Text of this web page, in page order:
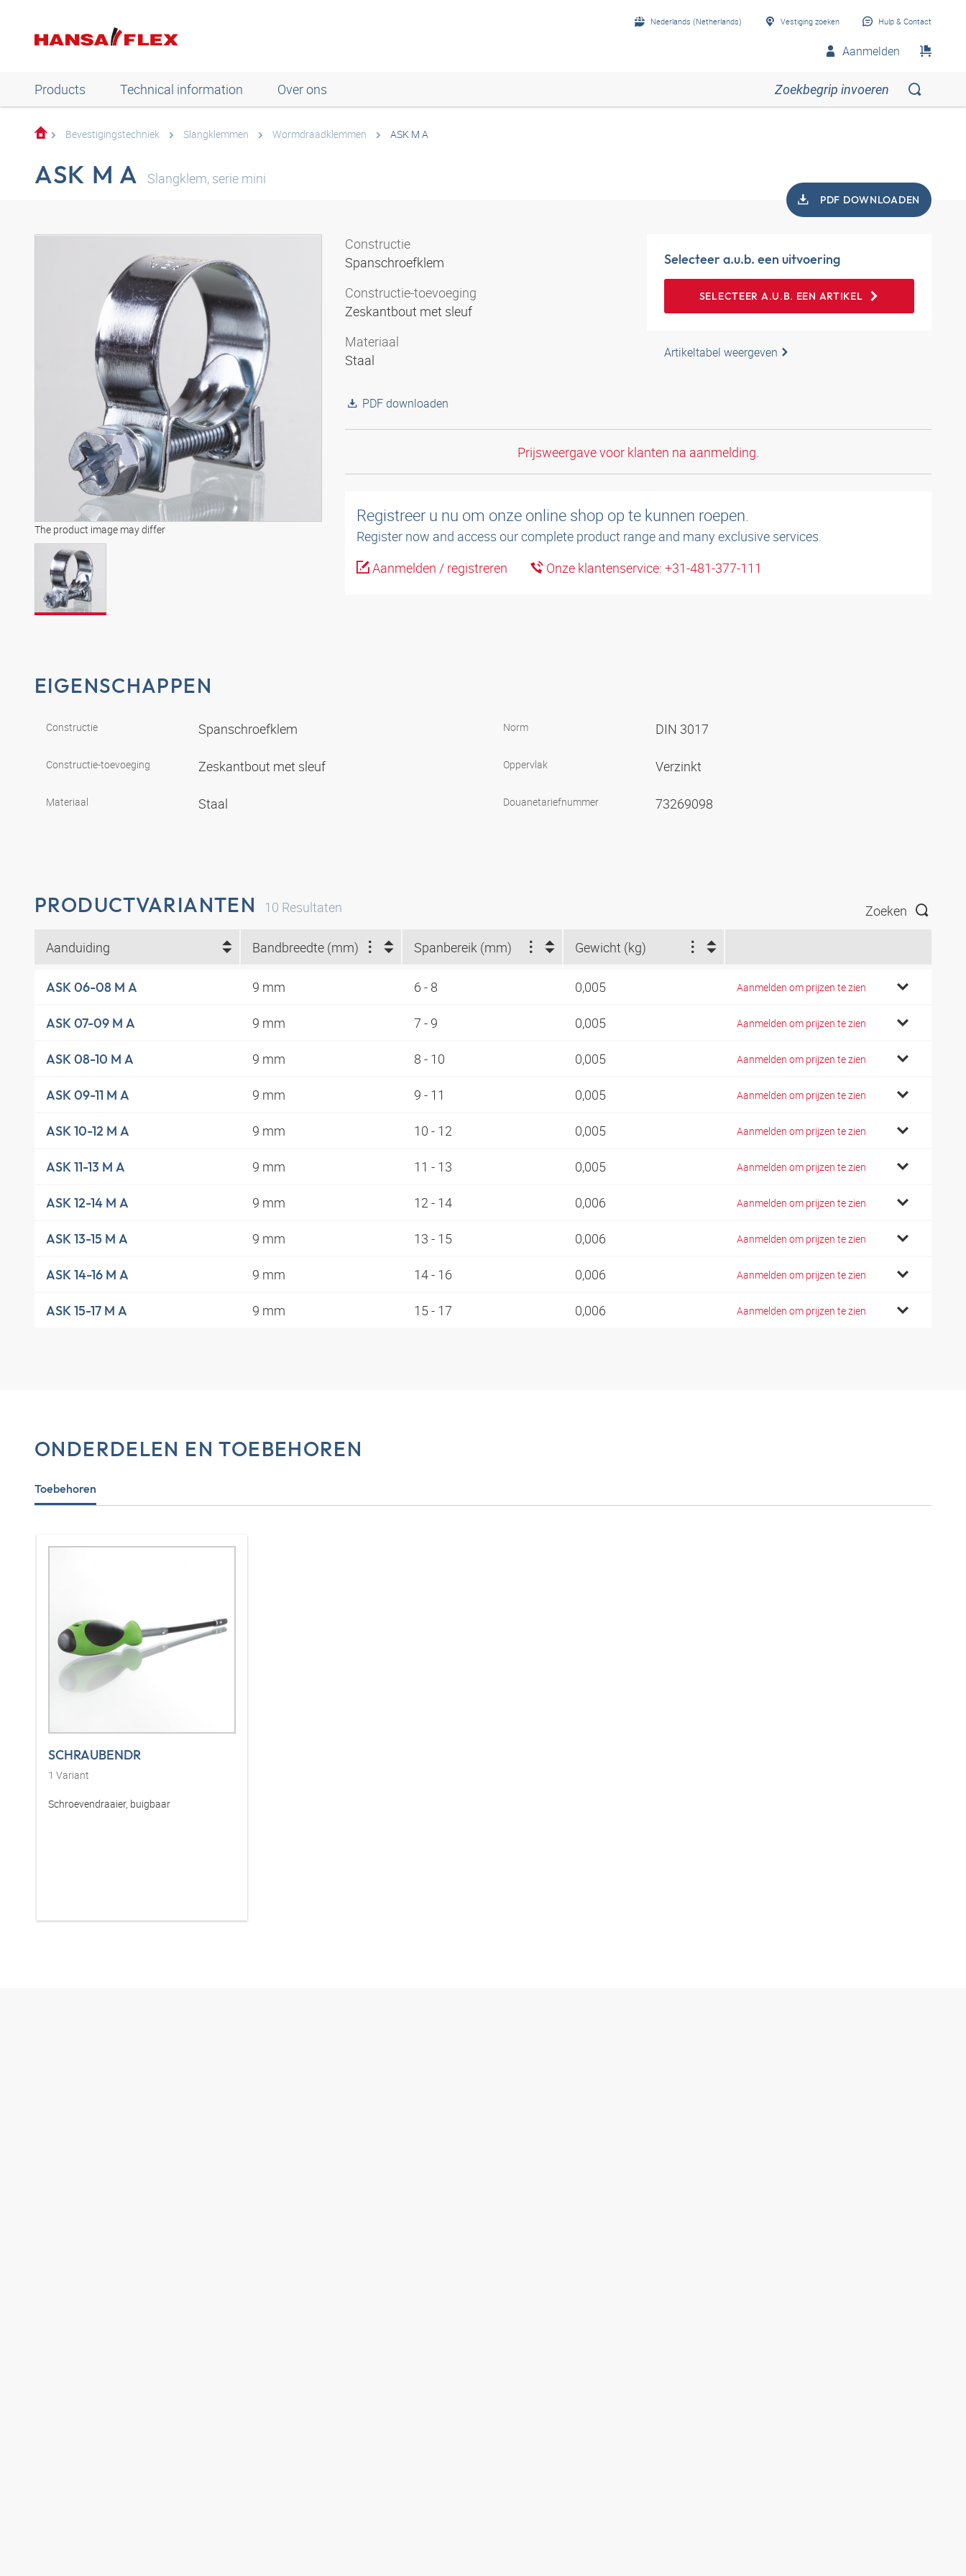
Nederlands (Netherlands) Vestiging zoeken Hulp & Contact
Aanmelden
Products Technical information Over ons
Bevestigingstechniek Slangklemmen Wormdraadklemmen ASK M A
ASK M A Slangklem, serie mini
PDF DOWNLOADEN
The product image may differ
Constructie
Spanschroefklem
Constructie-toevoeging
Zeskantbout met sleuf
Materiaal
Staal
PDF downloaden
Selecteer a.u.b. een uitvoering
SELECTEER A.U.B. EEN ARTIKEL
Artikeltabel weergeven
Prijsweergave voor klanten na aanmelding.
Registreer u nu om onze online shop op te kunnen roepen.
Register now and access our complete product range and many exclusive services.
Aanmelden / registreren
Onze klantenservice: +31-481-377-111
EIGENSCHAPPEN
Constructie Spanschroefklem
Constructie-toevoeging Zeskantbout met sleuf
Materiaal Staal
Norm DIN 3017
Oppervlak Verzinkt
Douanetariefnummer 73269098
PRODUCTVARIANTEN 10 Resultaten Zoeken
Aanduiding Bandbreedte (mm) Spanbereik (mm) Gewicht (kg)
ASK 06-08 M A 9 mm 6 - 8 0,005 Aanmelden om prijzen te zien
ASK 07-09 M A 9 mm 7 - 9 0,005 Aanmelden om prijzen te zien
ASK 08-10 M A 9 mm 8 - 10 0,005 Aanmelden om prijzen te zien
ASK 09-11 M A 9 mm 9 - 11 0,005 Aanmelden om prijzen te zien
ASK 10-12 M A 9 mm 10 - 12 0,005 Aanmelden om prijzen te zien
ASK 11-13 M A 9 mm 11 - 13 0,005 Aanmelden om prijzen te zien
ASK 12-14 M A 9 mm 12 - 14 0,006 Aanmelden om prijzen te zien
ASK 13-15 M A 9 mm 13 - 15 0,006 Aanmelden om prijzen te zien
ASK 14-16 M A 9 mm 14 - 16 0,006 Aanmelden om prijzen te zien
ASK 15-17 M A 9 mm 15 - 17 0,006 Aanmelden om prijzen te zien
ONDERDELEN EN TOEBEHOREN
Toebehoren
SCHRAUBENDR
1 Variant
Schroevendraaier, buigbaar